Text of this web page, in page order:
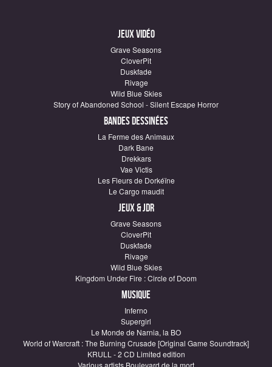
Jeux vidéo
Grave Seasons
CloverPit
Duskfade
Rivage
Wild Blue Skies
Story of Abandoned School - Silent Escape Horror
Bandes dessinées
La Ferme des Animaux
Dark Bane
Drekkars
Vae Victis
Les Fleurs de Dorkéïne
Le Cargo maudit
Jeux & JDR
Grave Seasons
CloverPit
Duskfade
Rivage
Wild Blue Skies
Kingdom Under Fire : Circle of Doom
Musique
Inferno
Supergirl
Le Monde de Narnia, la BO
World of Warcraft : The Burning Crusade [Original Game Soundtrack]
KRULL - 2 CD Limited edition
Various artists Boulevard de la mort